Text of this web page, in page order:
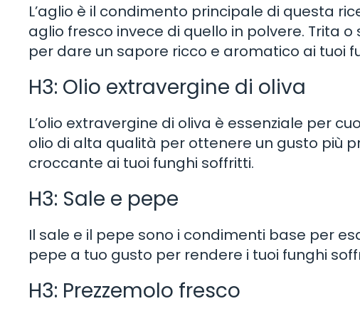
L’aglio è il condimento principale di questa
aglio fresco invece di quello in polvere. Trita
per dare un sapore ricco e aromatico ai tuoi
H3: Olio extravergine di oliva
L’olio extravergine di oliva è essenziale per
olio di alta qualità per ottenere un gusto più
croccante ai tuoi funghi soffritti.
H3: Sale e pepe
Il sale e il pepe sono i condimenti base per
pepe a tuo gusto per rendere i tuoi funghi
H3: Prezzemolo fresco